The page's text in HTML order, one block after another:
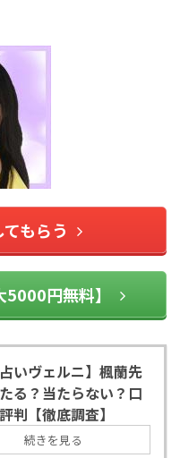
もらう
円無料】
占いヴェルニ】楓蘭先
る？当たらない？口
判【徹底調査】
続きを見る